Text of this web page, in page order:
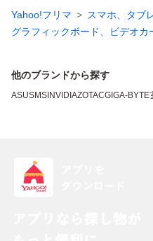
Yahoo!フリマ スマホ、タブ
グラフィックボード、ビデオカ
他のブランドから探す
ASUSMSI NVIDIAZOTACGIGA-BYTE